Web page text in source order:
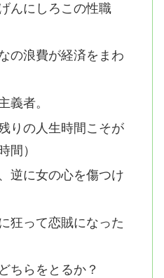
んにしろこの性職
の浪費が経済をまわ
義者。
りの人生時間こそが
間）
逆に女の心を傷つけ
狂って恋賊になった
ちらをとるか？